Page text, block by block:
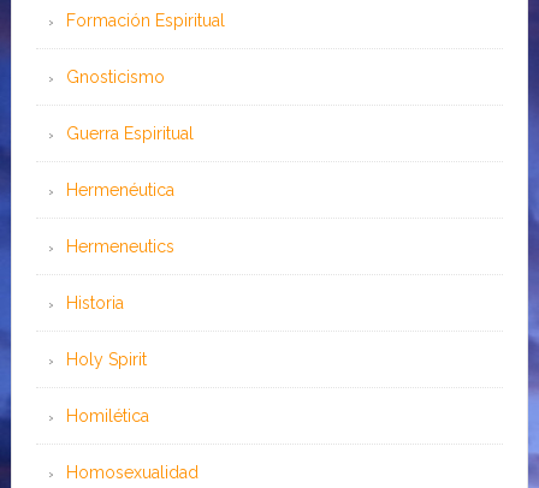
Formación Espiritual
Gnosticismo
Guerra Espiritual
Hermenéutica
Hermeneutics
Historia
Holy Spirit
Homilética
Homosexualidad